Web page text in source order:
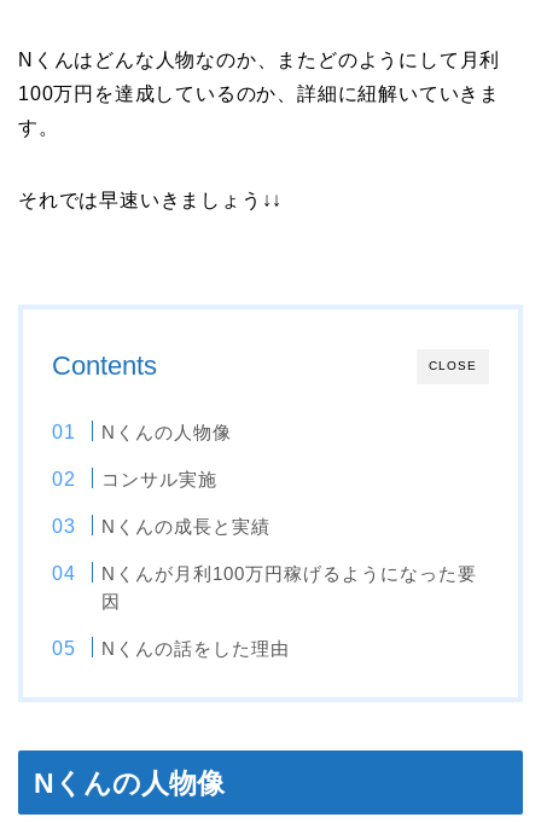
Nくんはどんな人物なのか、またどのようにして月利
100万円を達成しているのか、詳細に紐解いていきま
す。
それでは早速いきましょう↓↓
CLOSE
Contents
Nくんの人物像
コンサル実施
Nくんの成長と実績
Nくんが月利100万円稼げるようになった要
因
Nくんの話をした理由
Nくんの人物像